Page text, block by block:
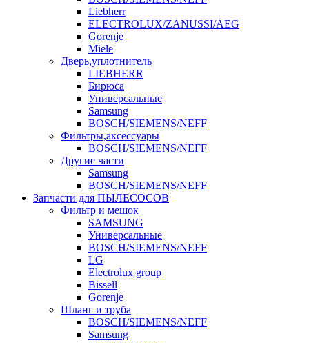
Liebherr
ELECTROLUX/ZANUSSI/AEG
Gorenje
Miele
Дверь,уплотнитель
LIEBHERR
Бирюса
Универсальные
Samsung
BOSCH/SIEMENS/NEFF
Фильтры,аксессуары
BOSCH/SIEMENS/NEFF
Другие части
Samsung
BOSCH/SIEMENS/NEFF
Запчасти для ПЫЛЕСОСОВ
Фильтр и мешок
SAMSUNG
Универсальные
BOSCH/SIEMENS/NEFF
LG
Electrolux group
Bissell
Gorenje
Шланг и труба
BOSCH/SIEMENS/NEFF
Samsung